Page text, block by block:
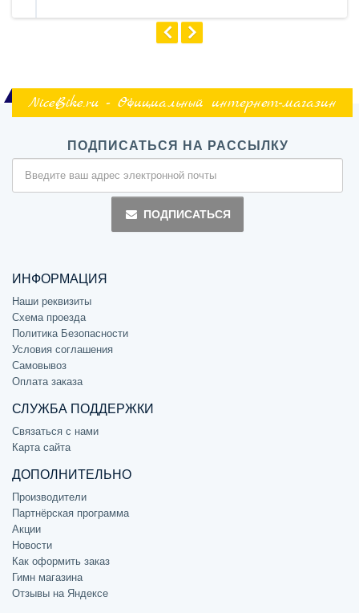
NiceBike.ru - Официальный интернет-магазин
ПОДПИСАТЬСЯ НА РАССЫЛКУ
ПОДПИСАТЬСЯ
ИНФОРМАЦИЯ
Наши реквизиты
Схема проезда
Политика Безопасности
Условия соглашения
Самовывоз
Оплата заказа
СЛУЖБА ПОДДЕРЖКИ
Связаться с нами
Карта сайта
ДОПОЛНИТЕЛЬНО
Производители
Партнёрская программа
Акции
Новости
Как оформить заказ
Гимн магазина
Отзывы на Яндексе